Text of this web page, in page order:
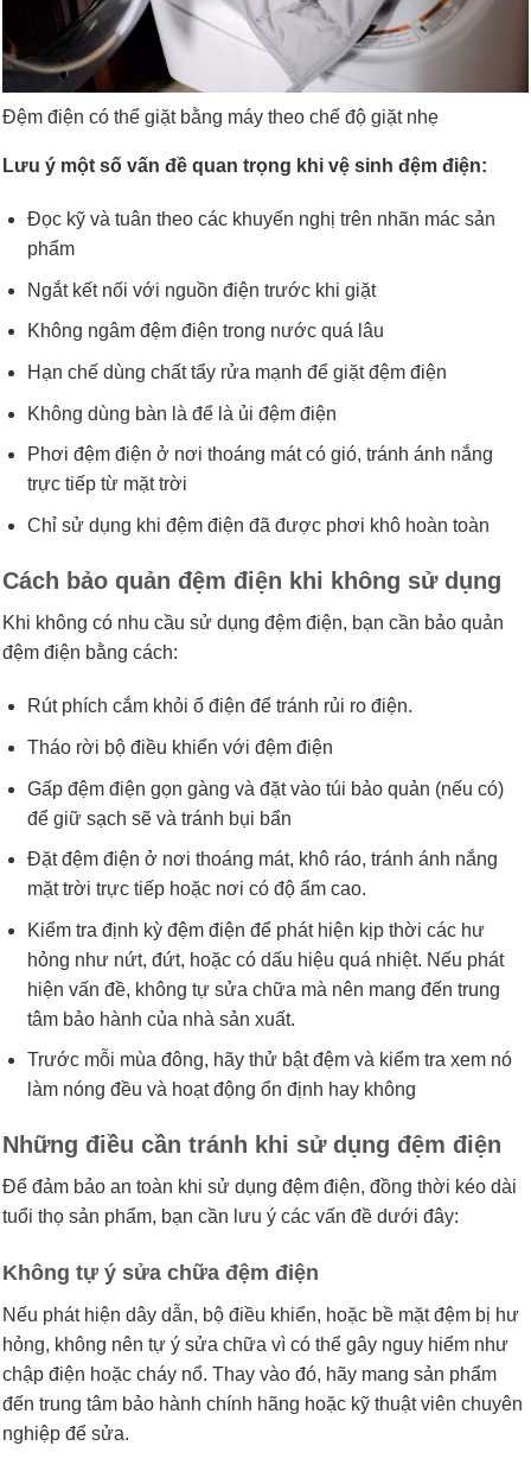
Đệm điện có thể giặt bằng máy theo chế độ giặt nhẹ
Lưu ý một số vấn đề quan trọng khi vệ sinh đệm điện:
Đọc kỹ và tuân theo các khuyến nghị trên nhãn mác sản
phẩm
Ngắt kết nối với nguồn điện trước khi giặt
Không ngâm đệm điện trong nước quá lâu
Hạn chế dùng chất tẩy rửa mạnh để giặt đệm điện
Không dùng bàn là để là ủi đệm điện
Phơi đệm điện ở nơi thoáng mát có gió, tránh ánh nắng
trực tiếp từ mặt trời
Chỉ sử dụng khi đệm điện đã được phơi khô hoàn toàn
Cách bảo quản đệm điện khi không sử dụng
Khi không có nhu cầu sử dụng đệm điện, bạn cần bảo quản
đệm điện bằng cách:
Rút phích cắm khỏi ổ điện để tránh rủi ro điện.
Tháo rời bộ điều khiển với đệm điện
Gấp đệm điện gọn gàng và đặt vào túi bảo quản (nếu có)
để giữ sạch sẽ và tránh bụi bẩn
Đặt đệm điện ở nơi thoáng mát, khô ráo, tránh ánh nắng
mặt trời trực tiếp hoặc nơi có độ ẩm cao.
Kiểm tra định kỳ đệm điện để phát hiện kịp thời các hư
hỏng như nứt, đứt, hoặc có dấu hiệu quá nhiệt. Nếu phát
hiện vấn đề, không tự sửa chữa mà nên mang đến trung
tâm bảo hành của nhà sản xuất.
Trước mỗi mùa đông, hãy thử bật đệm và kiểm tra xem nó
làm nóng đều và hoạt động ổn định hay không
Những điều cần tránh khi sử dụng đệm điện
Để đảm bảo an toàn khi sử dụng đệm điện, đồng thời kéo dài
tuổi thọ sản phẩm, bạn cần lưu ý các vấn đề dưới đây:
Không tự ý sửa chữa đệm điện
Nếu phát hiện dây dẫn, bộ điều khiển, hoặc bề mặt đệm bị hư
hỏng, không nên tự ý sửa chữa vì có thể gây nguy hiểm như
chập điện hoặc cháy nổ. Thay vào đó, hãy mang sản phẩm
đến trung tâm bảo hành chính hãng hoặc kỹ thuật viên chuyên
nghiệp để sửa.